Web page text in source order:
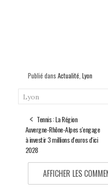
Publié dans Actualité, Lyon
Lyon
Tennis : La Région
Auvergne-Rhône-Alpes s'engage
à investir 3 millions d'euros d'ici
2028
AFFICHER LES